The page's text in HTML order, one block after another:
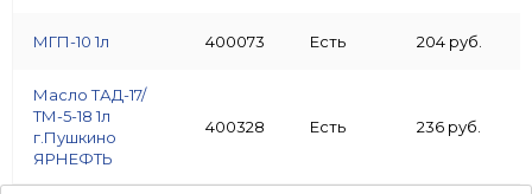
МГП-10 1л
Масло ТАД-17/
ТМ-5-18 1л
г.Пушкино
ЯРНЕФТЬ
400073 Есть 204 руб.
400328 Есть 236 руб.